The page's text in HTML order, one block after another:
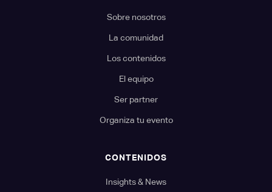
Sobre nosotros
La comunidad
Los contenidos
El equipo
Ser partner
Organiza tu evento
CONTENIDOS
Insights & News